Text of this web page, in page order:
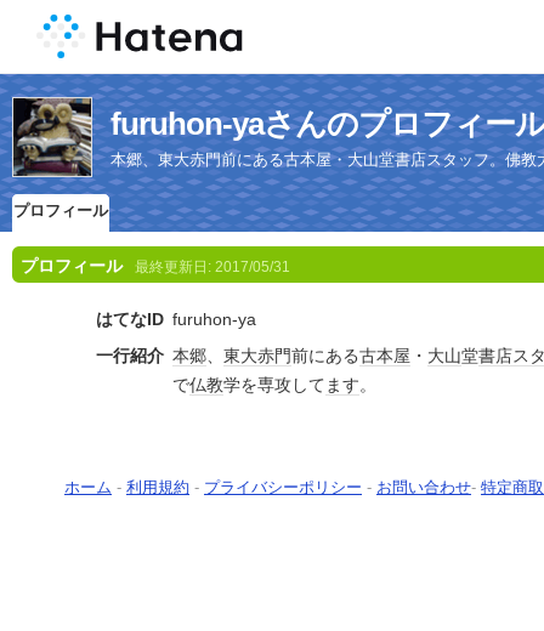
furuhon-yaさんのプロフィー
本郷、東大赤門前にある古本屋・大山堂書店スタッフ。佛
プロフィール
プロフィール 最終更新日: 2017/05/31
はてなID furuhon-ya
一行紹介 本郷、 東大赤門前にある古本屋 ・ 大山堂書店ス
で仏教学を専攻してます。
ホーム - 利用規約 - プライバシーポリシー - お問い合わせ- 特定商